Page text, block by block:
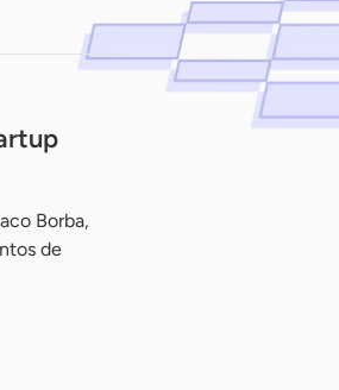
Borba,
de